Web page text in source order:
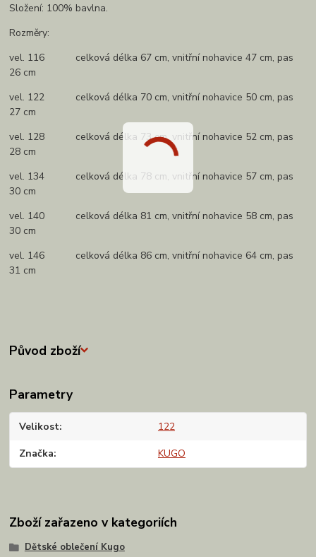
Složení: 100% bavlna.
Rozměry:
vel. 116 celková délka 67 cm, vnitřní nohavice 47 cm, pas
26 cm
vel. 122 celková délka 70 cm, vnitřní nohavice 50 cm, pas
27 cm
vel. 128 celková délka 73 cm, vnitřní nohavice 52 cm, pas
28 cm
vel. 134 celková délka 78 cm, vnitřní nohavice 57 cm, pas
30 cm
vel. 140 celková délka 81 cm, vnitřní nohavice 58 cm, pas
30 cm
vel. 146 celková délka 86 cm, vnitřní nohavice 64 cm, pas
31 cm
Původ zboží
Parametry
Velikost 122
Značka KUGO
Zboží zařazeno v kategoriích
Dětské oblečení Kugo